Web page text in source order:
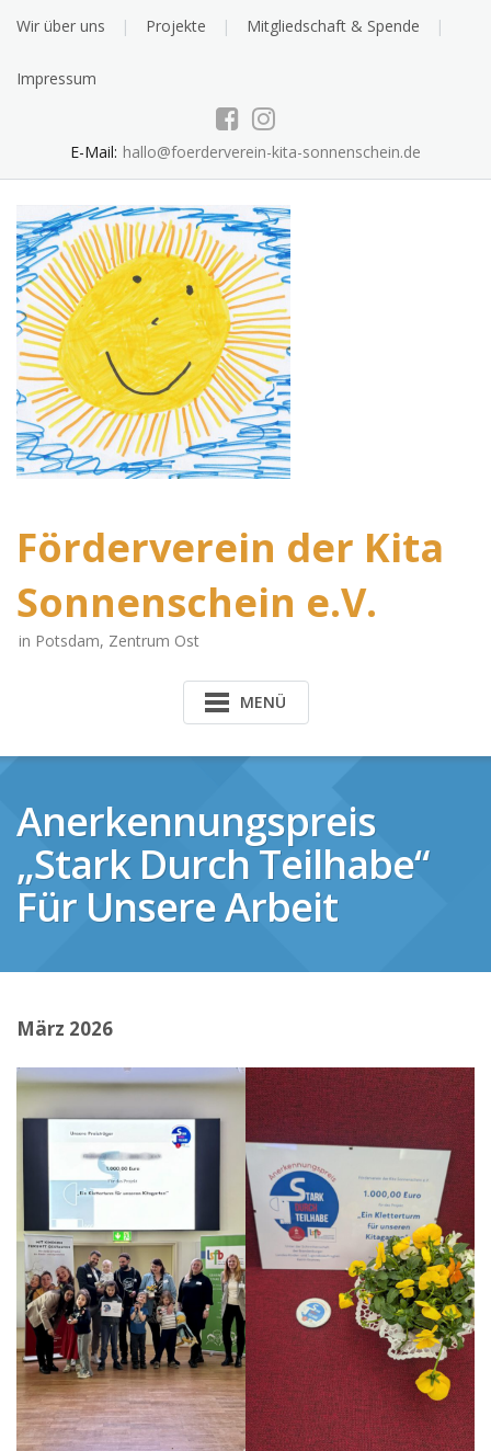
Wir über uns Projekte Mitgliedschaft & Spende
Impressum
E-Mail: hallo@foerderverein-kita-sonnenschein.de
Förderverein der Kita
Sonnenschein e.V.
in Potsdam, Zentrum Ost
MENÜ
Anerkennungspreis
„Stark Durch Teilhabe“
Für Unsere Arbeit
März 2026